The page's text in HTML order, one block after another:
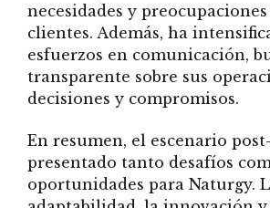
necesidades y preocupaciones
clientes. Además, ha
esfuerzos en comunicación,
transparente sobre sus
decisiones y compromisos.
En resumen, el escenario
presentado tanto desafíos
oportunidades para Naturgy.